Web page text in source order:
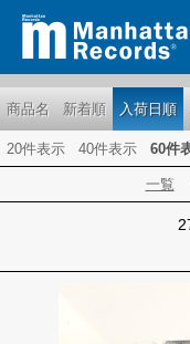
商品名 新着順 入荷日順
20件表示 40件表示 60件
一覧